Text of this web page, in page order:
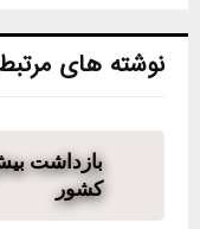
نوشته های
بازداشت
کشور